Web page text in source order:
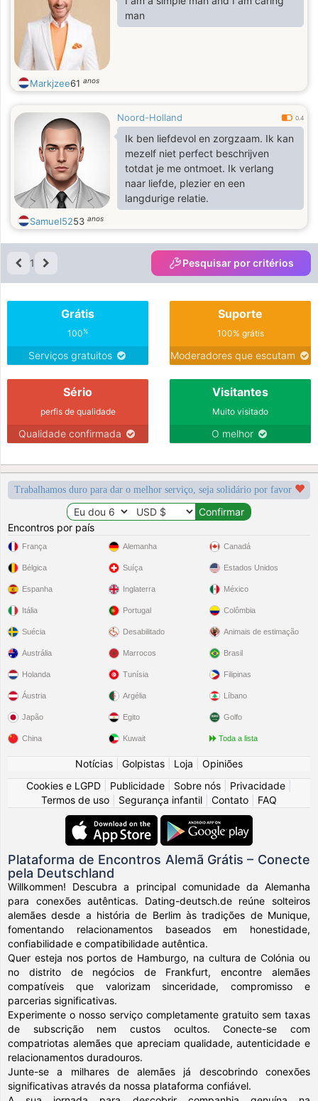
building something truly special.
man
Markjzee61 anos
Noord-Holland 0.4
Ik ben liefdevol en zorgzaam. Ik kan
mezelf niet perfect beschrijven
totdat je me ontmoet. Ik verlang
naar liefde, plezier en een
langdurige relatie.
Samuel5253 anos
1 Pesquisar por critérios
Grátis
100%
Serviços gratuitos
Suporte
100% grátis
Moderadores que escutam
Sério
perfis de qualidade
Qualidade confirmada
Visitantes
Muito visitado
O melhor
Trabalhamos duro para dar o melhor serviço, seja solidário por favor
Encontros por país
França
Bélgica
Espanha
Itália
Suécia
Alemanha
Suíça
Inglaterra
Portugal
Desabilitado
Canadá
Estados Unidos
México
Colômbia
Animais de estimação
Austrália
Holanda
Áustria
Japão
China
Marrocos
Tunísia
Argélia
Egito
Kuwait
Brasil
Filipinas
Líbano
Golfo
Toda a lista
Notícias Golpistas Loja
Opiniões
Cookies e LGPD
Publicidade Sobre nós Privacidade
Termos de uso
Segurança infantil Contato FAQ
Plataforma de Encontros Alemã Grátis – Conecte
pela Deutschland
Willkommen! Descubra a principal comunidade da Alemanha
para conexões autênticas. Dating-deutsch.de reúne solteiros
alemães desde a história de Berlim às tradições de Munique,
fomentando relacionamentos baseados em honestidade,
confiabilidade e compatibilidade autêntica.
Quer esteja nos portos de Hamburgo, na cultura de Colónia ou
no distrito de negócios de Frankfurt, encontre alemães
compatíveis que valorizam sinceridade, compromisso e
parcerias significativas.
Experimente o nosso serviço completamente gratuito sem taxas
de subscrição nem custos ocultos. Conecte-se com
compatriotas alemães que apreciam qualidade, autenticidade e
relacionamentos duradouros.
Junte-se a milhares de alemães já descobrindo conexões
significativas através da nossa plataforma confiável.